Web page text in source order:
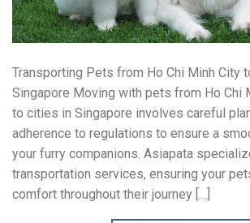
Transporting Pets from Ho Chi Minh City
Singapore Moving with pets from Ho Chi
to cities in Singapore involves careful
adherence to regulations to ensure a
your furry companions. Asiapata
transportation services, ensuring your
comfort throughout their journey […]